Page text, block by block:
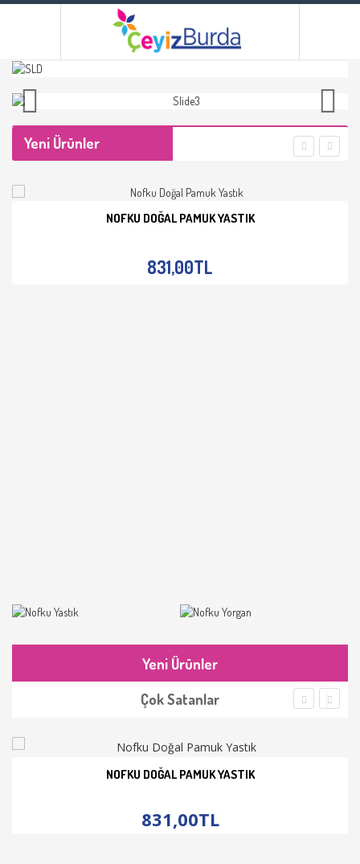
Yeni Ürünler
NOFKU DOĞAL PAMUK YASTIK
831,00TL
Yeni Ürünler
Çok Satanlar
NOFKU DOĞAL PAMUK YASTIK
831,00TL